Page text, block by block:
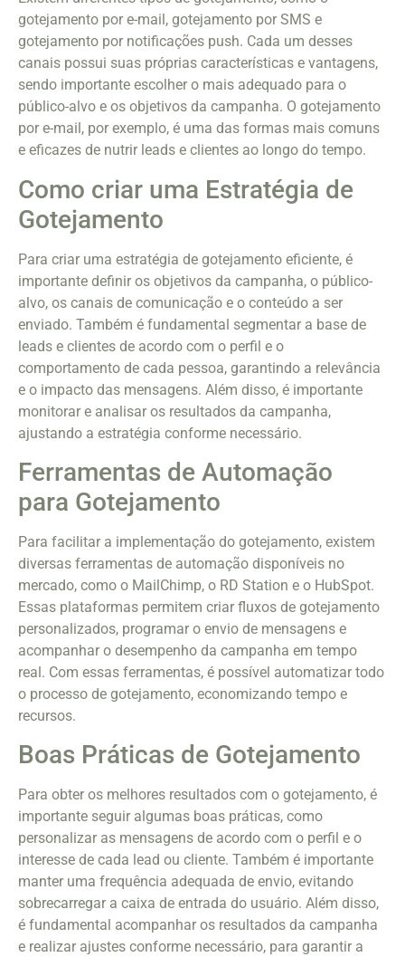
gotejamento por e-mail, gotejamento por SMS e
gotejamento por notificações push. Cada um desses
canais possui suas próprias características e vantagens,
sendo importante escolher o mais adequado para o
público-alvo e os objetivos da campanha. O gotejamento
por e-mail, por exemplo, é uma das formas mais comuns
e eficazes de nutrir leads e clientes ao longo do tempo.
Como criar uma Estratégia de
Gotejamento
Para criar uma estratégia de gotejamento eficiente, é
importante definir os objetivos da campanha, o público-
alvo, os canais de comunicação e o conteúdo a ser
enviado. Também é fundamental segmentar a base de
leads e clientes de acordo com o perfil e o
comportamento de cada pessoa, garantindo a relevância
e o impacto das mensagens. Além disso, é importante
monitorar e analisar os resultados da campanha,
ajustando a estratégia conforme necessário.
Ferramentas de Automação
para Gotejamento
Para facilitar a implementação do gotejamento, existem
diversas ferramentas de automação disponíveis no
mercado, como o MailChimp, o RD Station e o HubSpot.
Essas plataformas permitem criar fluxos de gotejamento
personalizados, programar o envio de mensagens e
acompanhar o desempenho da campanha em tempo
real. Com essas ferramentas, é possível automatizar todo
o processo de gotejamento, economizando tempo e
recursos.
Boas Práticas de Gotejamento
Para obter os melhores resultados com o gotejamento, é
importante seguir algumas boas práticas, como
personalizar as mensagens de acordo com o perfil e o
interesse de cada lead ou cliente. Também é importante
manter uma frequência adequada de envio, evitando
sobrecarregar a caixa de entrada do usuário. Além disso,
é fundamental acompanhar os resultados da campanha
e realizar ajustes conforme necessário, para garantir a